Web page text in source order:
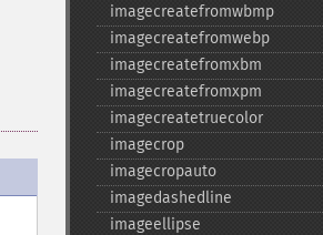
imagecreatefromwbmp
imagecreatefromwebp
imagecreatefromxbm
imagecreatefromxpm
imagecreatetruecolor
imagecrop
imagecropauto
imagedashedline
imageellipse